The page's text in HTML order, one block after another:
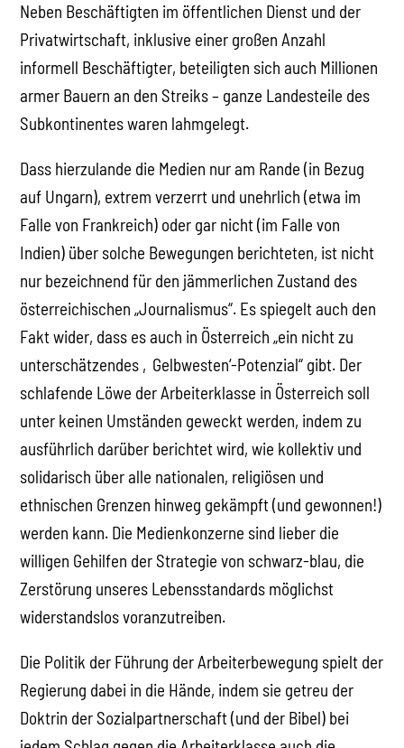
Neben Beschäftigten im öffentlichen Dienst und der
Privatwirtschaft, inklusive einer großen Anzahl
informell Beschäftigter, beteiligten sich auch Millionen
armer Bauern an den Streiks – ganze Landesteile des
Subkontinentes waren lahmgelegt.
Dass hierzulande die Medien nur am Rande (in Bezug
auf Ungarn), extrem verzerrt und unehrlich (etwa im
Falle von Frankreich) oder gar nicht (im Falle von
Indien) über solche Bewegungen berichteten, ist nicht
nur bezeichnend für den jämmerlichen Zustand des
österreichischen „Journalismus“. Es spiegelt auch den
Fakt wider, dass es auch in Österreich „ein nicht zu
unterschätzendes ‚Gelbwesten‘-Potenzial“ gibt. Der
schlafende Löwe der Arbeiterklasse in Österreich soll
unter keinen Umständen geweckt werden, indem zu
ausführlich darüber berichtet wird, wie kollektiv und
solidarisch über alle nationalen, religiösen und
ethnischen Grenzen hinweg gekämpft (und gewonnen!)
werden kann. Die Medienkonzerne sind lieber die
willigen Gehilfen der Strategie von schwarz-blau, die
Zerstörung unseres Lebensstandards möglichst
widerstandslos voranzutreiben.
Die Politik der Führung der Arbeiterbewegung spielt der
Regierung dabei in die Hände, indem sie getreu der
Doktrin der Sozialpartnerschaft (und der Bibel) bei